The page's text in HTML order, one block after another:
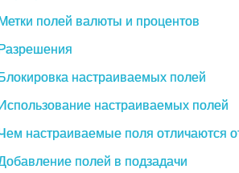
полей валюты и процентов
настраиваемых полей
настраиваемых полей
настраиваемые поля отличаются
полей в подзадачи